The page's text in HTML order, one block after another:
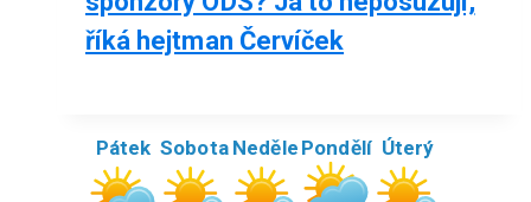
říká hejtman Červíček
Pátek Sobota Neděle Pondělí Úterý